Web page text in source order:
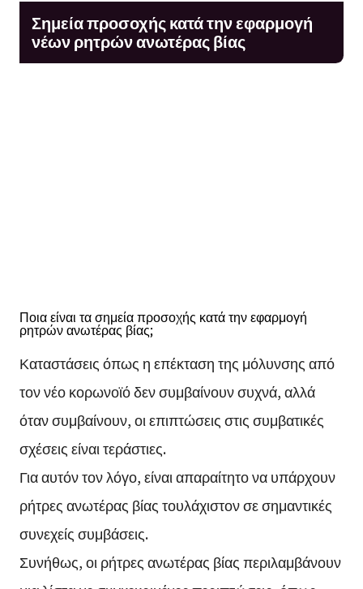
Σημεία προσοχής κατά την εφαρμογή
νέων ρητρών ανωτέρας βίας
Ποια είναι τα σημεία προσοχής κατά την εφαρμογή
ρητρών ανωτέρας βίας;
Καταστάσεις όπως η επέκταση της μόλυνσης από
τον νέο κορωνοϊό δεν συμβαίνουν συχνά, αλλά
όταν συμβαίνουν, οι επιπτώσεις στις συμβατικές
σχέσεις είναι τεράστιες.
Για αυτόν τον λόγο, είναι απαραίτητο να υπάρχουν
ρήτρες ανωτέρας βίας τουλάχιστον σε σημαντικές
συνεχείς συμβάσεις.
Συνήθως, οι ρήτρες ανωτέρας βίας περιλαμβάνουν